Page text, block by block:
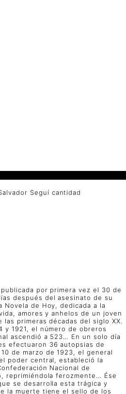
Seguí cantidad
por primera vez el 30 de
después del asesinato de su
Novela de Hoy, dedicada a la
amores y anhelos de un joven
las primeras décadas del siglo XX.
y 1921, el número de obreros
ascendió a 523… En un solo día
efectuaron 36 autopsias de
de marzo de 1923, el general
poder central, estableció la
Nacional de
reprimiéndola ferozmente… Ése
se desarrolla esta trágica y
la muerte tiene el sello de los